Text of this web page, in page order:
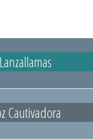
Lanzallamas
Cautivadora